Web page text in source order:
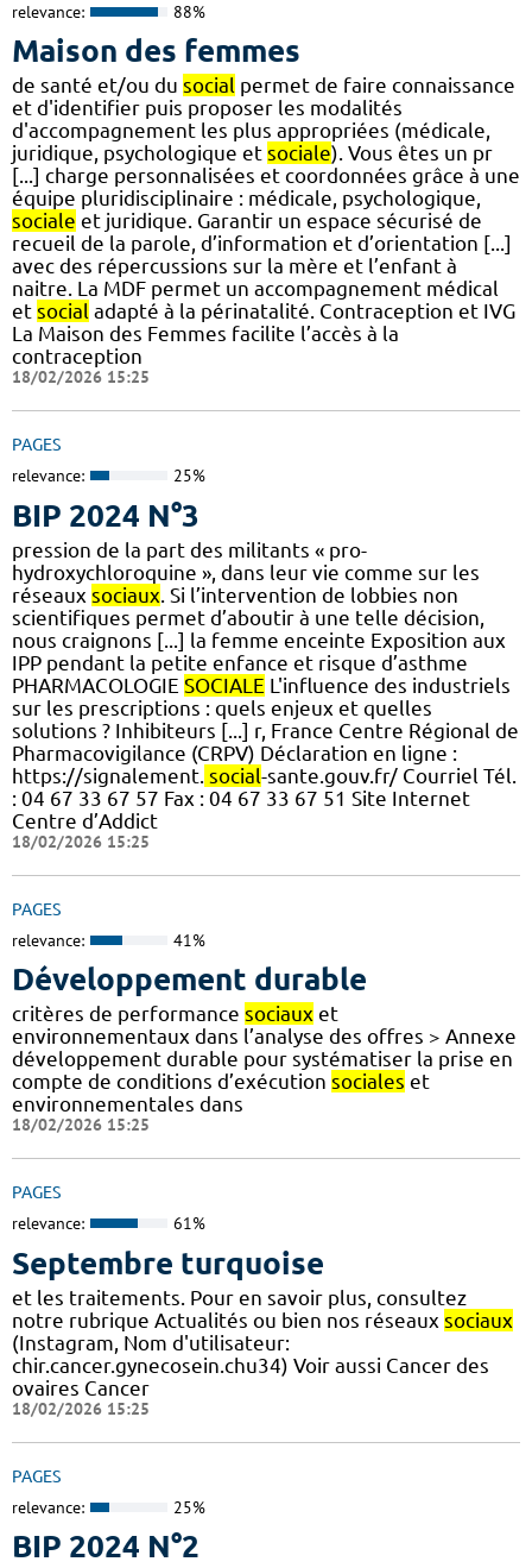
relevance: 88%
Maison des femmes
de santé et/ou du social permet de faire connaissance
et d'identifier puis proposer les modalités
d'accompagnement les plus appropriées (médicale,
juridique, psychologique et sociale). Vous êtes un pr
[...] charge personnalisées et coordonnées grâce à une
équipe pluridisciplinaire : médicale, psychologique,
sociale et juridique. Garantir un espace sécurisé de
recueil de la parole, d’information et d’orientation [...]
avec des répercussions sur la mère et l’enfant à
naitre. La MDF permet un accompagnement médical
et social adapté à la périnatalité. Contraception et IVG
La Maison des Femmes facilite l’accès à la
contraception
18/02/2026 15:25
PAGES
relevance: 25%
BIP 2024 N°3
pression de la part des militants « pro-
hydroxychloroquine », dans leur vie comme sur les
réseaux sociaux. Si l’intervention de lobbies non
scientifiques permet d’aboutir à une telle décision,
nous craignons [...] la femme enceinte Exposition aux
IPP pendant la petite enfance et risque d’asthme
PHARMACOLOGIE SOCIALE L'influence des industriels
sur les prescriptions : quels enjeux et quelles
solutions ? Inhibiteurs [...] r, France Centre Régional de
Pharmacovigilance (CRPV) Déclaration en ligne :
https://signalement. social-sante.gouv.fr/ Courriel Tél.
: 04 67 33 67 57 Fax : 04 67 33 67 51 Site Internet
Centre d’Addict
18/02/2026 15:25
PAGES
relevance: 41%
Développement durable
critères de performance sociaux et
environnementaux dans l’analyse des offres > Annexe
développement durable pour systématiser la prise en
compte de conditions d’exécution sociales et
environnementales dans
18/02/2026 15:25
PAGES
relevance: 61%
Septembre turquoise
et les traitements. Pour en savoir plus, consultez
notre rubrique Actualités ou bien nos réseaux sociaux
(Instagram, Nom d'utilisateur:
chir.cancer.gynecosein.chu34) Voir aussi Cancer des
ovaires Cancer
18/02/2026 15:25
PAGES
relevance: 25%
BIP 2024 N°2